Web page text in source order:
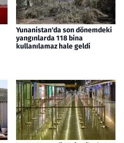
Yunanistan'da son dönemdeki
yangınlarda 118 bina
kullanılamaz hale geldi